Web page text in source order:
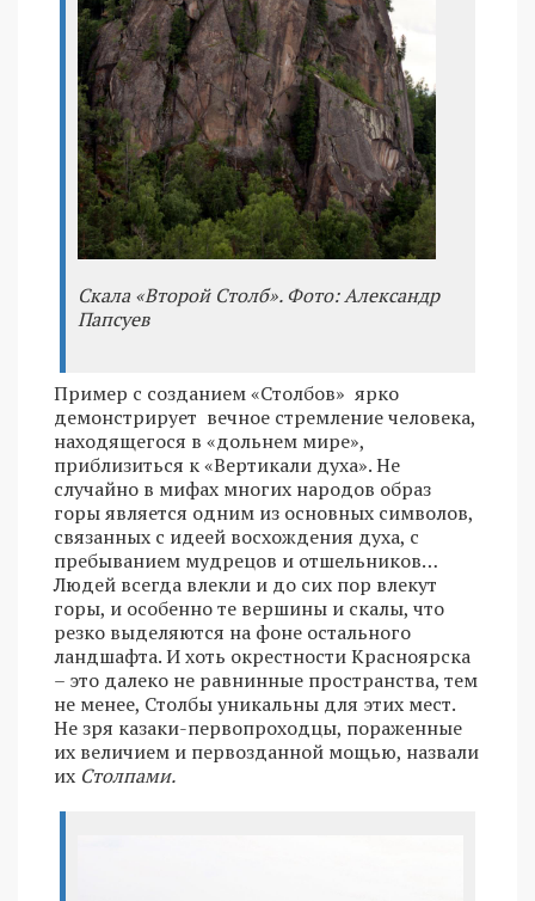
Скала «Второй Столб». Фото: Александр
Папсуев
Пример с созданием «Столбов» ярко
демонстрирует вечное стремление человека,
находящегося в «дольнем мире»,
приблизиться к «Вертикали духа». Не
случайно в мифах многих народов образ
горы является одним из основных символов,
связанных с идеей восхождения духа, с
пребыванием мудрецов и отшельников…
Людей всегда влекли и до сих пор влекут
горы, и особенно те вершины и скалы, что
резко выделяются на фоне остального
ландшафта. И хоть окрестности Красноярска
– это далеко не равнинные пространства, тем
не менее, Столбы уникальны для этих мест.
Не зря казаки-первопроходцы, пораженные
их величием и первозданной мощью, назвали
их Столпами.